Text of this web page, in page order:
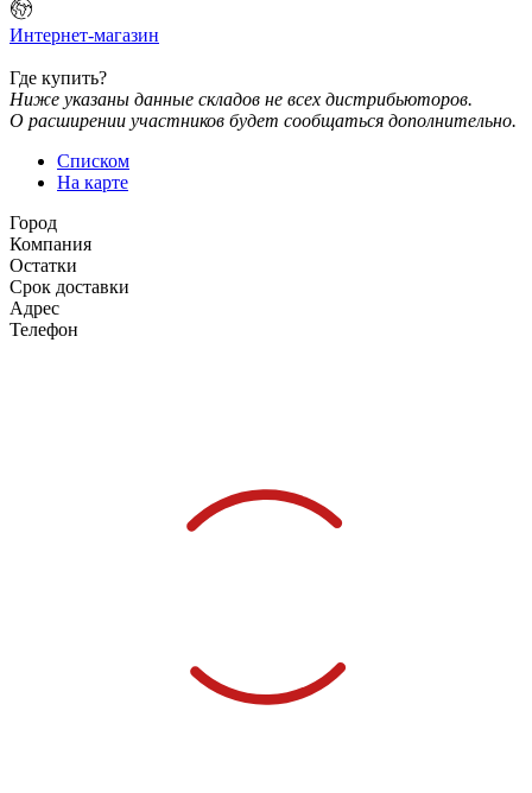
Интернет-магазин
Где купить?
Ниже указаны данные складов не всех дистрибьюторов.
О расширении участников будет сообщаться дополнительно.
Списком
На карте
Город
Компания
Остатки
Срок доставки
Адрес
Телефон